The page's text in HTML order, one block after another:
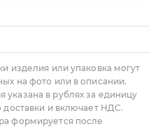
изделия или упаковка могут
на фото или в описании.
в рублях за единицу
доставки и включает НДС.
формируется после